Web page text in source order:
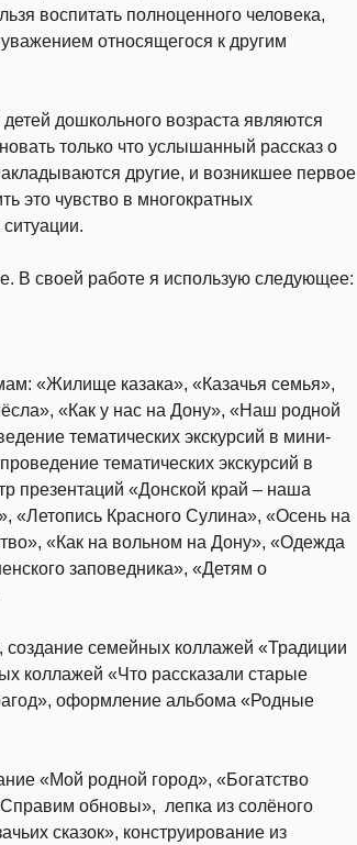
воспитать полноценного человека,
относящегося к другим
дошкольного возраста являются
только что услышанный рассказ о
другие, и возникшее первое
это чувство в многократных
В своей работе я использую следующее:
«Жилище казака», «Казачья семья»,
«Как у нас на Дону», «Наш родной
тематических экскурсий в мини-
тематических экскурсий в
презентаций «Донской край – наша
«Летопись Красного Сулина», «Осень на
«Как на вольном на Дону», «Одежда
заповедника», «Детям о
создание семейных коллажей «Традиции
коллажей «Что рассказали старые
оформление альбома «Родные
«Мой родной город», «Богатство
обновы», лепка из солёного
сказок», конструирование из